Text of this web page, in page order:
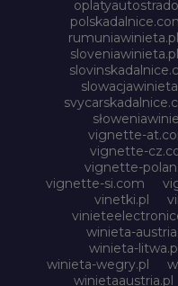
rumuniawinieta.pl
sloveniawinieta.pl
vignette-
vignette-
vignette-
vignette-si.com
vinetki.pl
winieta-
winieta-
winieta-wegry.pl
winietaaustria.pl